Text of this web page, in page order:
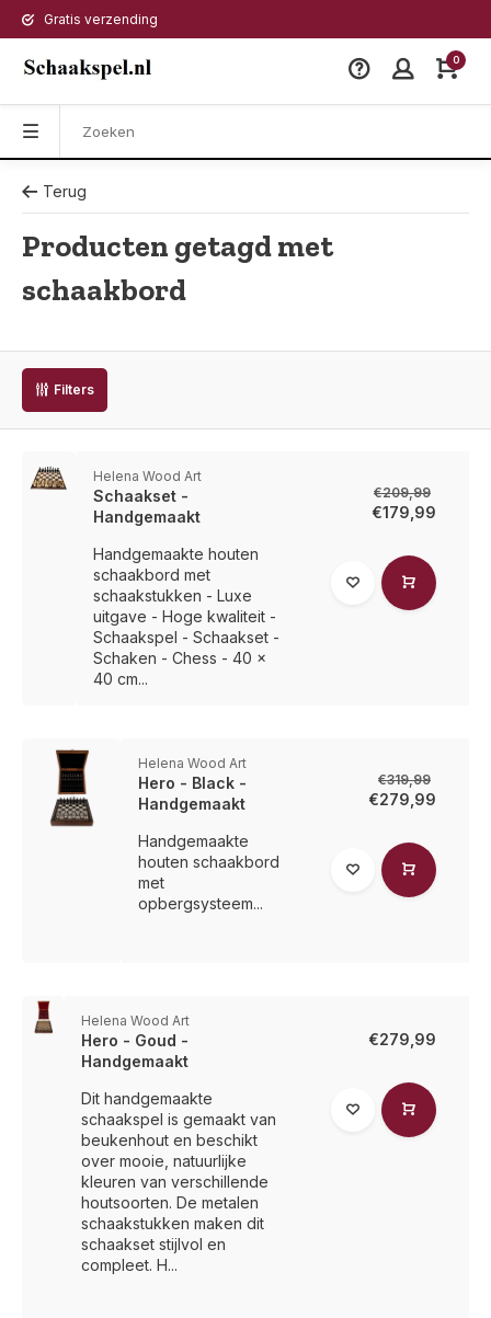
Gratis verzending
0
Terug
Producten getagd met
schaakbord
Filters
Helena Wood Art
Schaakset -
Handgemaakt
Handgemaakte houten
schaakbord met
schaakstukken - Luxe
uitgave - Hoge kwaliteit -
Schaakspel - Schaakset -
Schaken - Chess - 40 x
40 cm...
€209,99
€179,99
Helena Wood Art
Hero - Black -
Handgemaakt
Handgemaakte
houten schaakbord
met
opbergsysteem...
€319,99
€279,99
Helena Wood Art
Hero - Goud -
Handgemaakt
Dit handgemaakte
schaakspel is gemaakt van
beukenhout en beschikt
over mooie, natuurlijke
kleuren van verschillende
houtsoorten. De metalen
schaakstukken maken dit
schaakset stijlvol en
compleet. H...
€279,99